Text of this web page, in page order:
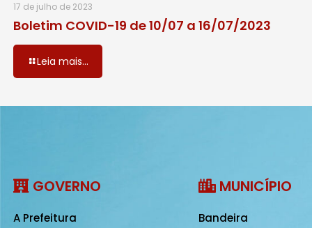
17 de julho de 2023
Boletim COVID-19 de 10/07 a 16/07/2023
Leia mais...
GOVERNO
A Prefeitura
MUNICÍPIO
Bandeira